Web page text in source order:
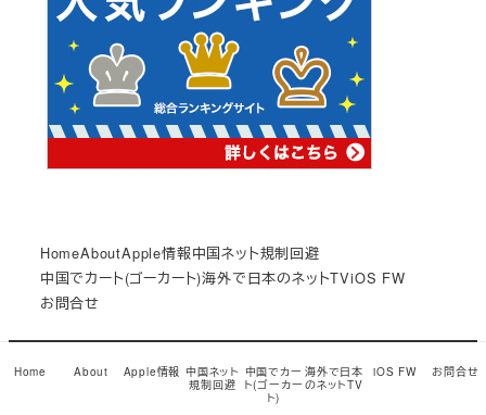
HomeAboutApple情報中国ネット規制回避
中国でカート(ゴーカート)海外で日本のネットTViOS FW
お問合せ
© Copyright 2017小龍茶館Snow Monkey theme by
モンキーレンチ
Home About Apple情報 中国ネット
規制回避
中国でカー
ト(ゴーカー
ト)
海外で日本
のネットTV
iOS FW お問合せ